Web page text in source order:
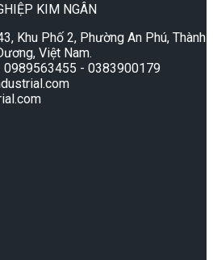
KIM NGÂN
Khu Phố 2, Phường An Phú, Thành
Việt Nam.
- 0383900179